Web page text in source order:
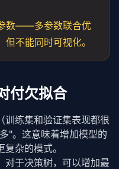
数——多参数联合优
不能同时可视化。
付欠拟合
训练集和验证集表现都很
"。这意味着增加模型的
杂的模式。
对于决策树，可以增加最